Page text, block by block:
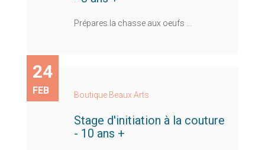
Prépares la chasse aux oeufs ...
24
FEB Boutique Beaux Arts
Stage d'initiation à la couture
- 10 ans +